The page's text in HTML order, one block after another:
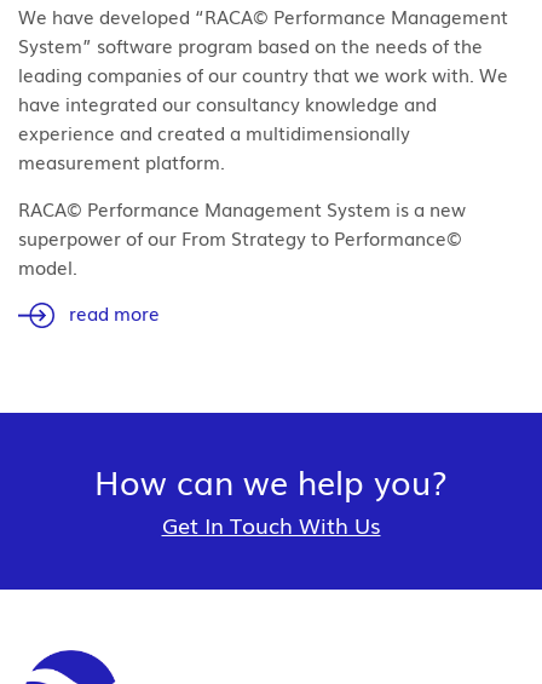
We have developed “RACA© Performance Management
System” software program based on the needs of the
leading companies of our country that we work with. We
have integrated our consultancy knowledge and
experience and created a multidimensionally
measurement platform.
RACA© Performance Management System is a new
superpower of our From Strategy to Performance©
model.
read more
How can we help you?
Get In Touch With Us